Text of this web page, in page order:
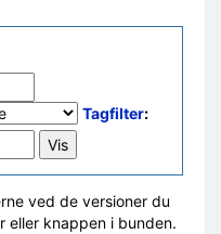
Tagfilter:
ved de versioner du
eller knappen i bunden.